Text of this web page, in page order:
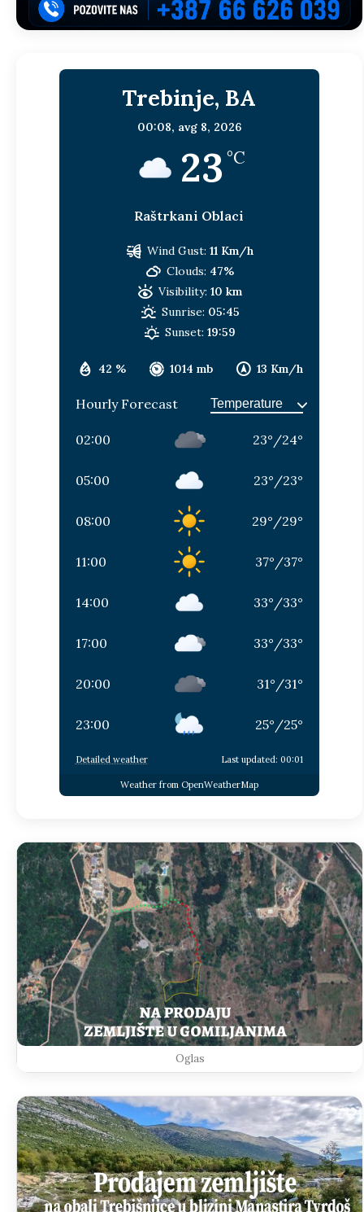
Trebinje, BA
00:08, avg 8, 2026
23 °C
Raštrkani Oblaci
42 % 1014 mb 13 Km/h
Wind Gust: 11 Km/h
Clouds: 47%
Visibility: 10 km
Sunrise: 05:45
Sunset: 19:59
Hourly Forecast
02:00 23° /24°
05:00 23° /23°
08:00 29° /29°
11:00 37° /37°
14:00 33° /33°
17:00 33° /33°
20:00 31° /31°
23:00 25° /25°
Detailed weather Last updated: 00:01
Weather from OpenWeatherMap
Oglas